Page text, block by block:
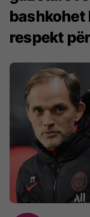
bashkohet
respekt